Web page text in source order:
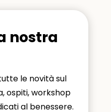
nostra
le novità sul
ospiti, workshop
al benessere.